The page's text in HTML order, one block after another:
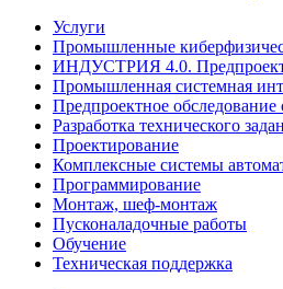
Услуги
Промышленные
ИНДУСТРИЯ 4.0.
Промышленная системная
Предпроектное обследование
Разработка технического
Проектирование
Комплексные системы
Программирование
Монтаж, шеф-монтаж
Пусконаладочные работы
Обучение
Техническая поддержка